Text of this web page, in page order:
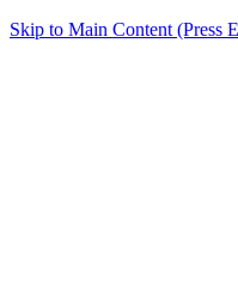
Skip to Main Content (Press